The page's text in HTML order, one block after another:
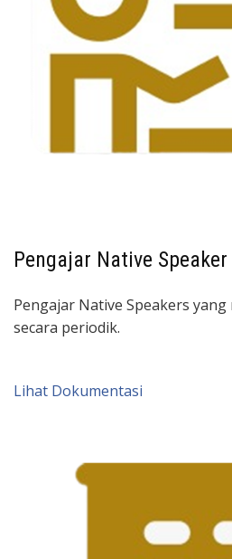
Pengajar Native Speaker
Pengajar Native Speakers
secara periodik.
Lihat Dokumentasi